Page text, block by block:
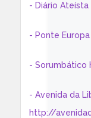
- Diário
- Ponte
-
- Avenida da
http://